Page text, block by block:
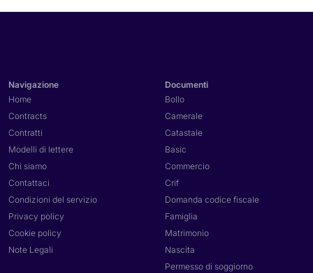
Navigazione
Home
Contracts
Contratti
Modelli di lettere
Chi siamo
Contattaci
Condizioni del servizio
Privacy policy
Cookie policy
Note Legali
Documenti
Bollo
Camerale
Catastale
Basic
Commercio
Crif
Domanda codice fiscale
Famiglia
Matrimonio
Nascita
Permesso di soggiorno